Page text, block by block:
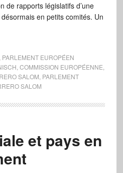
de rapports législatifs d’une
en petits comités. Un
PARLEMENT EUROPÉEN
COMMISSION EUROPÉENNE
SALOM PARLEMENT
SALOM
et pays en